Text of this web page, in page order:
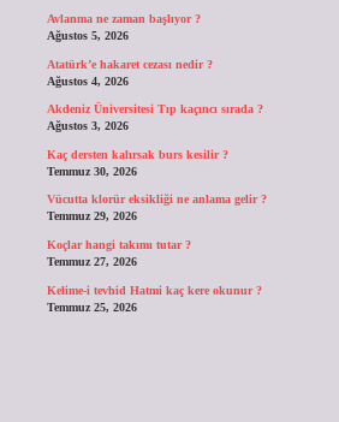
Avlanma ne zaman başlıyor ?
Ağustos 5, 2026
Atatürk’e hakaret cezası nedir ?
Ağustos 4, 2026
Akdeniz Üniversitesi Tıp kaçıncı sırada ?
Ağustos 3, 2026
Kaç dersten kalırsak burs kesilir ?
Temmuz 30, 2026
Vücutta klorür eksikliği ne anlama gelir ?
Temmuz 29, 2026
Koçlar hangi takımı tutar ?
Temmuz 27, 2026
Kelime-i tevhid Hatmi kaç kere okunur ?
Temmuz 25, 2026